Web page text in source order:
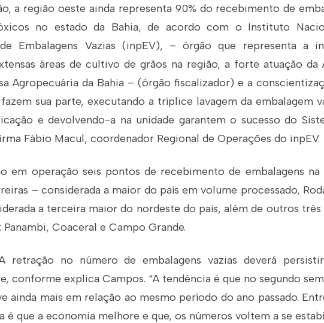
a região oeste ainda representa 90% do recebimento de
no estado da Bahia, de acordo com o Instituto
Embalagens Vazias (inpEV), – órgão que representa a
áreas de cultivo de grãos na região, a forte atuação da
Agropecuária da Bahia – (órgão fiscalizador) e a
sua parte, executando a tríplice lavagem da embalagem
e devolvendo-a na unidade garantem o sucesso do
Fábio Macul, coordenador Regional de Operações do inpEV.
em operação seis pontos de recebimento de embalagens na
– considerada a maior do país em volume processado,
a terceira maior do nordeste do país, além de outros três
Coaceral e Campo Grande.
retração no número de embalagens vazias deverá
conforme explica Campos. “A tendência é que no segundo
ainda mais em relação ao mesmo período do ano passado.
é que a economia melhore e que, os números voltem a se